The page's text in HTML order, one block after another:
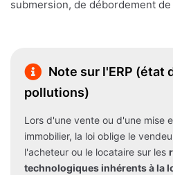
submersion, de débordement
Note sur l'ERP (état
pollutions)
Lors d'une vente ou d'une mise
immobilier, la loi oblige le
l'acheteur ou le locataire sur les
technologiques inhérents à la